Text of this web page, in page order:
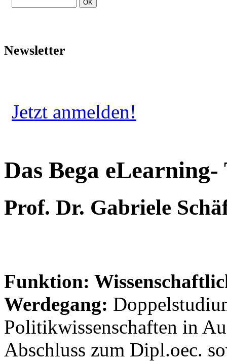
Newsletter
Jetzt anmelden!
Das Bega eLearning-
Prof. Dr. Gabriele
Funktion:
Werdegang:
Politikwissenschaften in
Abschluss zum Dipl.oec.